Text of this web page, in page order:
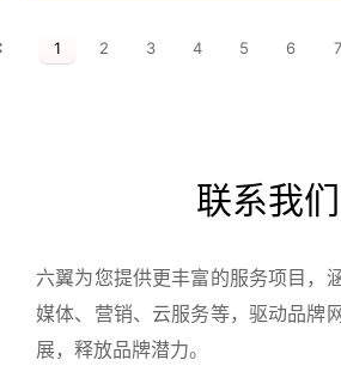
1 2 3 4 5 6 7
联系我们
六翼为您提供更丰富的服务项目，
媒体、营销、云服务等，驱动品牌
展，释放品牌潜力。